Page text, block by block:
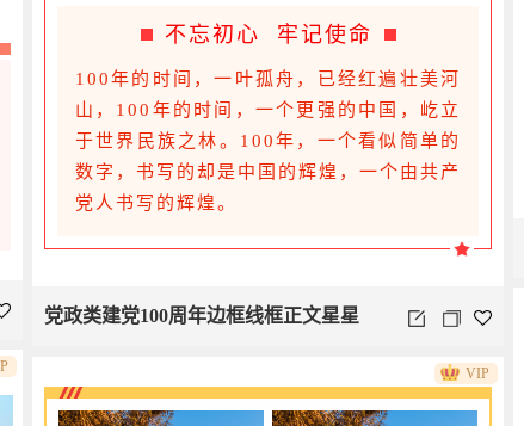
不忘初心 牢记使命
100年的时间，一叶孤舟，已经红遍壮美河
山，100年的时间，一个更强的中国，屹立
于世界民族之林。100年，一个看似简单的
数字，书写的却是中国的辉煌，一个由共产
党人书写的辉煌。
党政类建党100周年边框线框正文星星
VIP